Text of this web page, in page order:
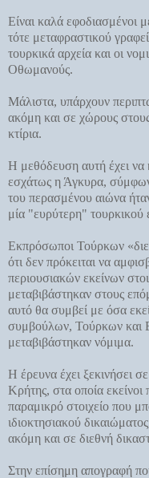
Είναι καλά εφοδιασμένοι
τότε μεταφραστικού
τουρκικά αρχεία και οι
Οθωμανούς.
Μάλιστα, υπάρχουν
ακόμη και σε χώρους
κτίρια.
Η μεθόδευση αυτή έχει να
εσχάτως η Άγκυρα,
του περασμένου αιώνα
μία "ευρύτερη" τουρκικού
Εκπρόσωποι Τούρκων
ότι δεν πρόκειται να
περιουσιακών εκείνων
μεταβιβάστηκαν στους
αυτό θα συμβεί με όσα
συμβούλων, Τούρκων και
μεταβιβάστηκαν νόμιμα.
Η έρευνα έχει ξεκινήσει
Κρήτης, στα οποία εκείνοι
παραμικρό στοιχείο που
ιδιοκτησιακού
ακόμη και σε διεθνή
Στην επίσημη απογραφή